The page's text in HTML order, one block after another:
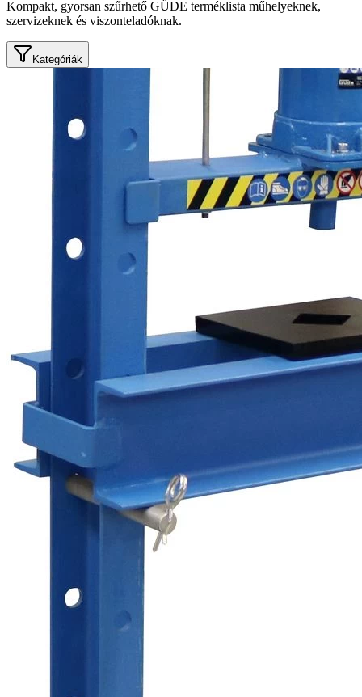
Kompakt, gyorsan szűrhető GÜDE terméklista műhelyeknek,
szervizeknek és viszonteladóknak.
Kategóriák